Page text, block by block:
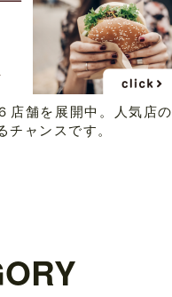
店舗を展開中。人気店の
ャンスです。